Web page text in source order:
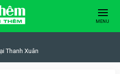
MENU
Thanh Xuân